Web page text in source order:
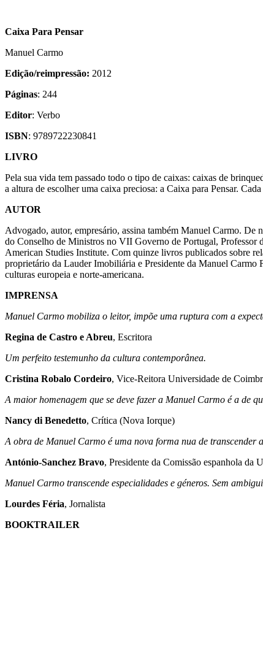
Caixa Para Pensar
Manuel Carmo
Edição/reimpressão: 2012
Páginas: 244
Editor: Verbo
ISBN: 9789722230841
LIVRO
Pela sua vida tem passado todo o tipo de caixas: caixas de
a altura de escolher uma caixa preciosa: a Caixa para Pensar.
AUTOR
Advogado, autor, empresário, assina também Manuel Carmo. De
do Conselho de Ministros no VII Governo de Portugal, Professor
American Studies Institute. Com quinze livros publicados sobre
proprietário da Lauder Imobiliária e Presidente da Manuel
culturas europeia e norte-americana.
IMPRENSA
Manuel Carmo mobiliza o leitor, impõe uma ruptura com a
Regina de Castro e Abreu, Escritora
Um perfeito testemunho da cultura contemporânea.
Cristina Robalo Cordeiro, Vice-Reitora Universidade de
A maior homenagem que se deve fazer a Manuel Carmo é a de
Nancy di Benedetto, Crítica (Nova Iorque)
A obra de Manuel Carmo é uma nova forma nua de transcender
António-Sanchez Bravo, Presidente da Comissão espanhola da
Manuel Carmo transcende especialidades e géneros. Sem
Lourdes Féria, Jornalista
BOOKTRAILER